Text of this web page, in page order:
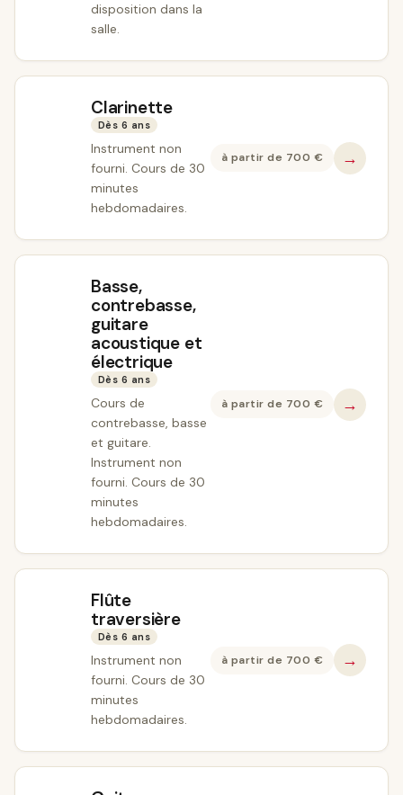
disposition dans la
salle.
Clarinette
Dès 6 ans
Instrument non
fourni. Cours de 30
minutes
hebdomadaires.
à partir de 700 € →
Basse,
contrebasse,
guitare
acoustique et
électrique
Dès 6 ans
Cours de
contrebasse, basse
et guitare.
Instrument non
fourni. Cours de 30
minutes
hebdomadaires.
à partir de 700 € →
Flûte
traversière
Dès 6 ans
Instrument non
fourni. Cours de 30
minutes
hebdomadaires.
à partir de 700 € →